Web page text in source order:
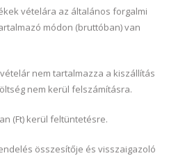
vételára az általános forgalmi
módon (bruttóban) van
nem tartalmazza a kiszállítás
nem kerül felszámításra.
(Ft) kerül feltüntetésre.
összesítője és visszaigazoló